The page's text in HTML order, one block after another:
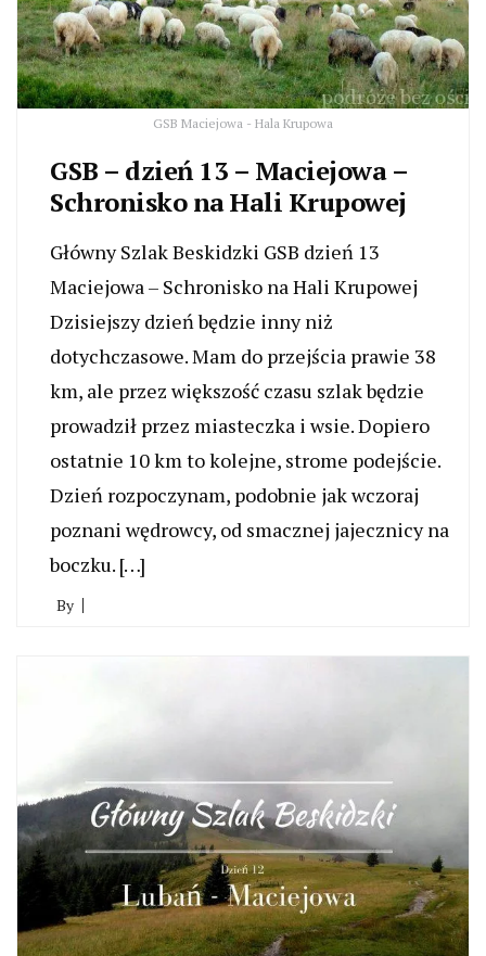
GSB Maciejowa - Hala Krupowa
GSB – dzień 13 – Maciejowa –
Schronisko na Hali Krupowej
Główny Szlak Beskidzki GSB dzień 13
Maciejowa – Schronisko na Hali Krupowej
Dzisiejszy dzień będzie inny niż
dotychczasowe. Mam do przejścia prawie 38
km, ale przez większość czasu szlak będzie
prowadził przez miasteczka i wsie. Dopiero
ostatnie 10 km to kolejne, strome podejście.
Dzień rozpoczynam, podobnie jak wczoraj
poznani wędrowcy, od smacznej jajecznicy na
boczku. […]
By